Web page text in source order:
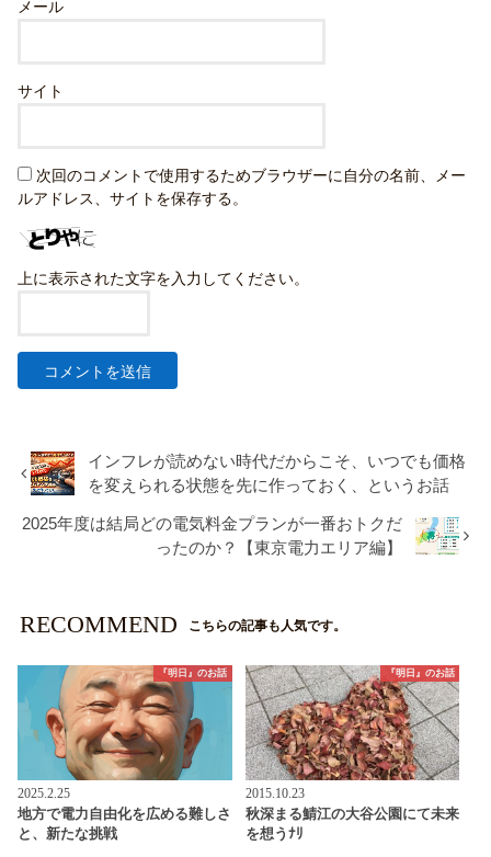
メール
サイト
次回のコメントで使用するためブラウザーに自分の名前、メー
ルアドレス、サイトを保存する。
上に表示された文字を入力してください。
インフレが読めない時代だからこそ、いつでも価格
を変えられる状態を先に作っておく、というお話
2025年度は結局どの電気料金プランが一番おトクだ
ったのか？【東京電力エリア編】
RECOMMEND こちらの記事も人気です。
『明日』のお話
2025.2.25
地方で電力自由化を広める難しさ
と、新たな挑戦
『明日』のお話
2015.10.23
秋深まる鯖江の大谷公園にて未来
を想うﾅﾘ